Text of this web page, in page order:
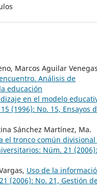
Marcos Aguilar
Análisis de
educación
en el modelo
(1996): No. 15, Ensayos
Sánchez Martínez, Ma.
el tronco común
Núm. 21 (2006):
Uso de la
(2006): No. 21, Gestión